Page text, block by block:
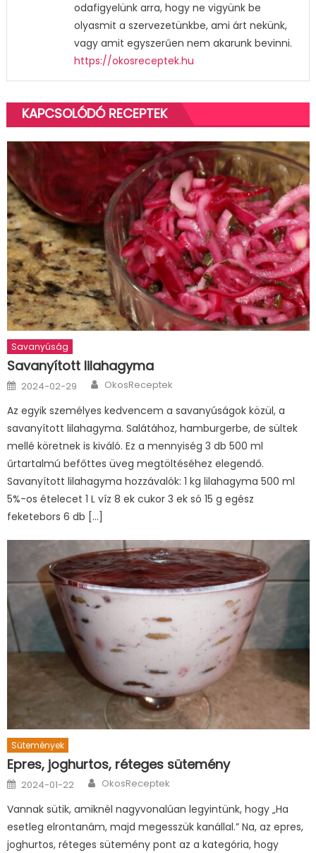
odafigyelünk arra, hogy ne vigyünk be
olyasmit a szervezetünkbe, ami árt nekünk,
vagy amit egyszerűen nem akarunk bevinni.
https://okosreceptek.hu
KAPCSOLÓDÓ RECEPTEK
Savanyúság
Savanyított lilahagyma
Posted
on
2024-02-29 Author
OkosReceptek
Az egyik személyes kedvencem a savanyúságok közül, a
savanyított lilahagyma. Salátához, hamburgerbe, de sültek
mellé köretnek is kiváló. Ez a mennyiség 3 db 500 ml
űrtartalmú befőttes üveg megtöltéséhez elegendő.
Savanyított lilahagyma hozzávalók: 1 kg lilahagyma 500 ml
5%-os ételecet 1 L víz 8 ek cukor 3 ek só 15 g egész
feketebors 6 db […]
Sütemények
Epres, joghurtos, réteges sütemény
Posted
on
2024-01-22 Author
OkosReceptek
Vannak sütik, amiknél nagyvonalúan legyintünk, hogy „Ha
esetleg elrontanám, majd megesszük kanállal.” Na, az epres,
joghurtos, réteges sütemény pont az a kategória, hogy